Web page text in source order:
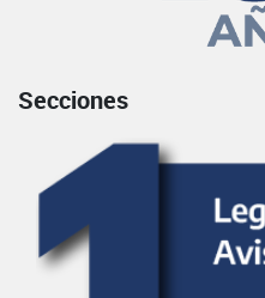
Secciones